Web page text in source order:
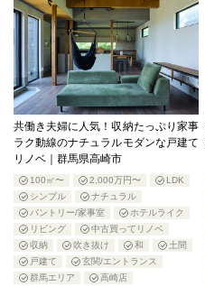
共働き夫婦に人気！収納たっぷり家事
ラク動線のナチュラルモダンな戸建て
リノベ｜群馬県高崎市
100㎡〜 2,000万円〜
LDK
シンプル
ナチュラル
パントリー/家事室
ホテルライク
リビング
中古買ってリノベ
収納
吹き抜け 和
土間
戸建て
玄関/エントランス
群馬エリア
高崎店